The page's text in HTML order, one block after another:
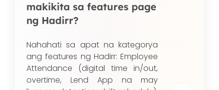
makikita sa features page
ng Hadirr?
Nahahati sa apat na kategorya
ang features ng Hadirr: Employee
Attendance (digital time in/out,
overtime, Lend App na may